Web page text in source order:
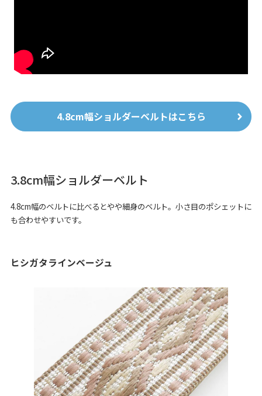
4.8cm幅ショルダーベルトはこちら
3.8cm幅ショルダーベルト
4.8cm幅のベルトに比べるとやや細身のベルト。小さ目のポシェットに
も合わせやすいです。
ヒシガタラインベージュ